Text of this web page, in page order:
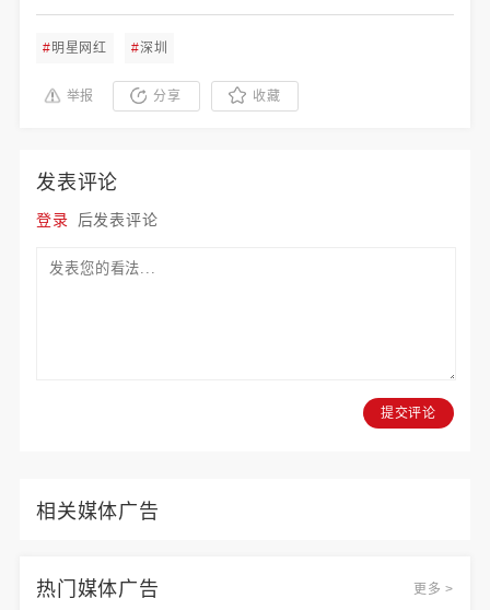
#明星网红 #深圳
举报 分享 收藏
发表评论
登录 后发表评论
提交评论
相关媒体广告
热门媒体广告 更多 >